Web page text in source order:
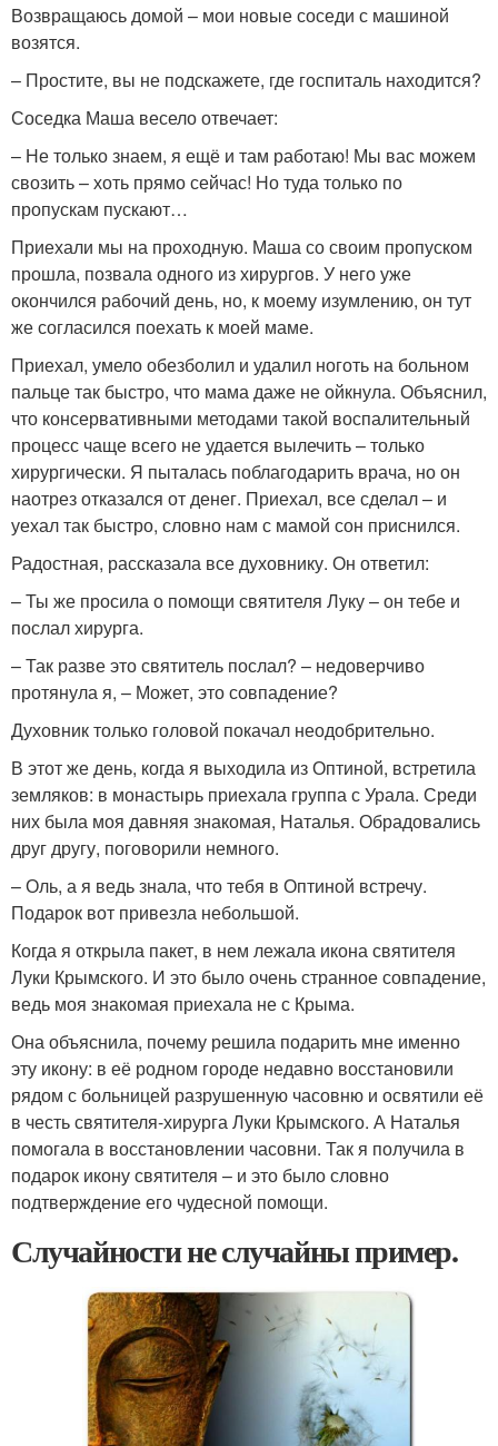
Возвращаюсь домой – мои новые соседи с машиной
возятся.
– Простите, вы не подскажете, где госпиталь находится?
Соседка Маша весело отвечает:
– Не только знаем, я ещё и там работаю! Мы вас можем
свозить – хоть прямо сейчас! Но туда только по
пропускам пускают…
Приехали мы на проходную. Маша со своим пропуском
прошла, позвала одного из хирургов. У него уже
окончился рабочий день, но, к моему изумлению, он тут
же согласился поехать к моей маме.
Приехал, умело обезболил и удалил ноготь на больном
пальце так быстро, что мама даже не ойкнула. Объяснил,
что консервативными методами такой воспалительный
процесс чаще всего не удается вылечить – только
хирургически. Я пыталась поблагодарить врача, но он
наотрез отказался от денег. Приехал, все сделал – и
уехал так быстро, словно нам с мамой сон приснился.
Радостная, рассказала все духовнику. Он ответил:
– Ты же просила о помощи святителя Луку – он тебе и
послал хирурга.
– Так разве это святитель послал? – недоверчиво
протянула я, – Может, это совпадение?
Духовник только головой покачал неодобрительно.
В этот же день, когда я выходила из Оптиной, встретила
земляков: в монастырь приехала группа с Урала. Среди
них была моя давняя знакомая, Наталья. Обрадовались
друг другу, поговорили немного.
– Оль, а я ведь знала, что тебя в Оптиной встречу.
Подарок вот привезла небольшой.
Когда я открыла пакет, в нем лежала икона святителя
Луки Крымского. И это было очень странное совпадение,
ведь моя знакомая приехала не с Крыма.
Она объяснила, почему решила подарить мне именно
эту икону: в её родном городе недавно восстановили
рядом с больницей разрушенную часовню и освятили её
в честь святителя-хирурга Луки Крымского. А Наталья
помогала в восстановлении часовни. Так я получила в
подарок икону святителя – и это было словно
подтверждение его чудесной помощи.
Случайности не случайны пример.